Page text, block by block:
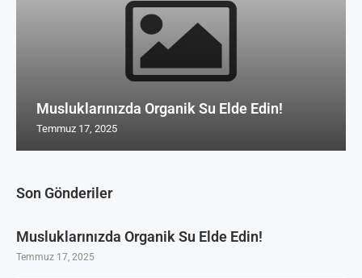
Son Gönderiler
Musluklarınızda Organik Su Elde Edin!
Temmuz 17, 2025
Musluklarınızda Organik Su Elde Edin!
Temmuz 17, 2025